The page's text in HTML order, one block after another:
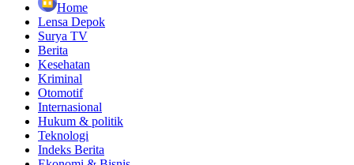
Home
Lensa Depok
Surya TV
Berita
Kesehatan
Kriminal
Otomotif
Internasional
Hukum & politik
Teknologi
Indeks Berita